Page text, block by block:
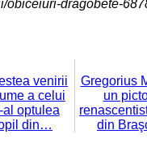
obiceiuri-dragobete-
venirii
a celui
al optulea
din…
Gregorius
un
din